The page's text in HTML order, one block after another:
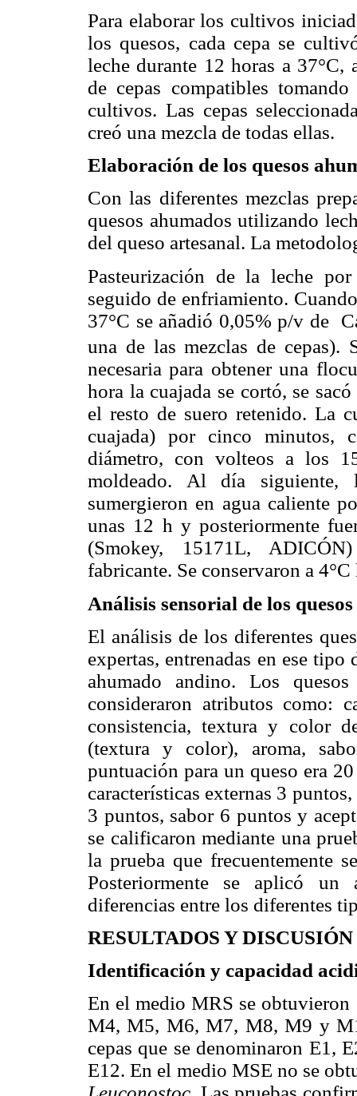
Para elaborar los cultivos
los quesos, cada cepa se
leche durante 12 horas a 37°C,
de cepas compatibles
cultivos. Las cepas
creó una mezcla de todas ellas.
Elaboración de los quesos
Con las diferentes mezclas
quesos ahumados utilizando
del queso artesanal. La
Pasteurización de la leche
seguido de enfriamiento.
37°C se añadió 0,05% p/v de
una de las mezclas de cepas).
necesaria para obtener una
hora la cuajada se cortó, se
el resto de suero retenido. La
cuajada) por cinco minutos,
diámetro, con volteos a los
moldeado. Al día siguiente,
sumergieron en agua caliente
unas 12 h y posteriormente
(Smokey, 15171L, ADICÓN)
fabricante. Se conservaron a
Análisis sensorial de los quesos
El análisis de los diferentes
expertas, entrenadas en ese
ahumado andino. Los
consideraron atributos como:
consistencia, textura y color
(textura y color), aroma,
puntuación para un queso era
características externas 3
3 puntos, sabor 6 puntos y
se calificaron mediante una
la prueba que frecuentemente
Posteriormente se aplicó un
diferencias entre los diferentes
RESULTADOS Y DISCUSIÓN
Identificación y capacidad
En el medio MRS se
M4, M5, M6, M7, M8, M9 y
cepas que se denominaron E1,
E12. En el medio MSE no se